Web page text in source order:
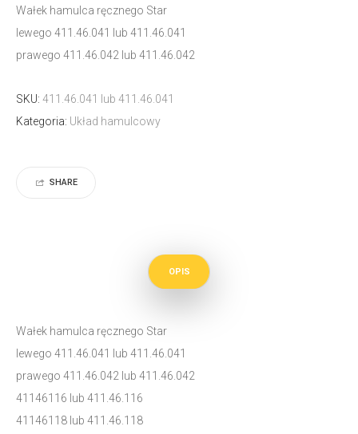
Wałek hamulca ręcznego Star
lewego 411.46.041 lub 411.46.041
prawego 411.46.042 lub 411.46.042
SKU: 411.46.041 lub 411.46.041
Kategoria: Układ hamulcowy
SHARE
OPIS
Wałek hamulca ręcznego Star
lewego 411.46.041 lub 411.46.041
prawego 411.46.042 lub 411.46.042
41146116 lub 411.46.116
41146118 lub 411.46.118